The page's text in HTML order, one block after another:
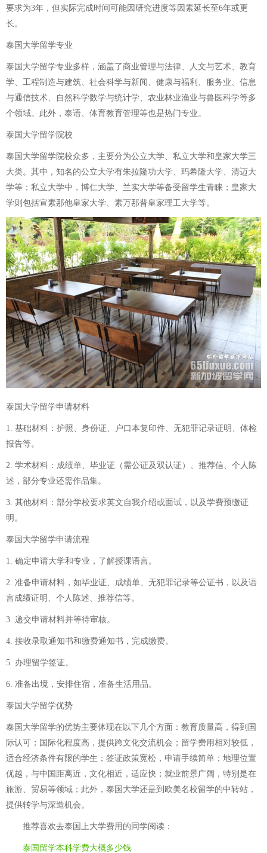
要求为3年，但实际完成时间可能因研究进度等因素延长至6年或更
长。
泰国大学留学专业
泰国大学留学专业多样，涵盖了商业管理与法律、人文与艺术、教育
学、工程制造与建筑、社会科学与新闻、健康与福利、服务业、信息
与通信技术、自然科学数学与统计学、农业林业渔业与兽医科学等多
个领域。此外，泰语、体育教育管理等也是热门专业。
泰国大学留学院校
泰国大学留学院校众多，主要分为公立大学、私立大学和皇家大学三
大类。其中，知名的公立大学有朱拉隆功大学、玛希隆大学、清迈大
学等；私立大学中，博仁大学、兰实大学等备受留学生青睐；皇家大
学则包括宣素那他皇家大学、素万那普皇家理工大学等。
泰国大学留学申请材料
1. 基础材料：护照、身份证、户口本复印件、无犯罪记录证明、体检
报告等。
2. 学术材料：成绩单、毕业证（需公证及双认证）、推荐信、个人陈
述，部分专业还需作品集。
3. 其他材料：部分学校要求英文自我介绍或面试，以及学费预缴证
明。
泰国大学留学申请流程
1. 确定申请大学和专业，了解授课语言。
2. 准备申请材料，如毕业证、成绩单、无犯罪记录等公证书，以及语
言成绩证明、个人陈述、推荐信等。
3. 递交申请材料并等待审核。
4. 接收录取通知书和缴费通知书，完成缴费。
5. 办理留学签证。
6. 准备出境，安排住宿，准备生活用品。
泰国大学留学优势
泰国大学留学的优势主要体现在以下几个方面：教育质量高，得到国
际认可；国际化程度高，提供跨文化交流机会；留学费用相对较低，
适合经济条件有限的学生；签证政策宽松，申请手续简单；地理位置
优越，与中国距离近，文化相近，适应快；就业前景广阔，特别是在
旅游、贸易等领域；此外，泰国大学还是到欧美名校留学的中转站，
提供转学与深造机会。
推荐喜欢去泰国上大学费用 的同学阅读：
泰国留学本科学费大概多少钱